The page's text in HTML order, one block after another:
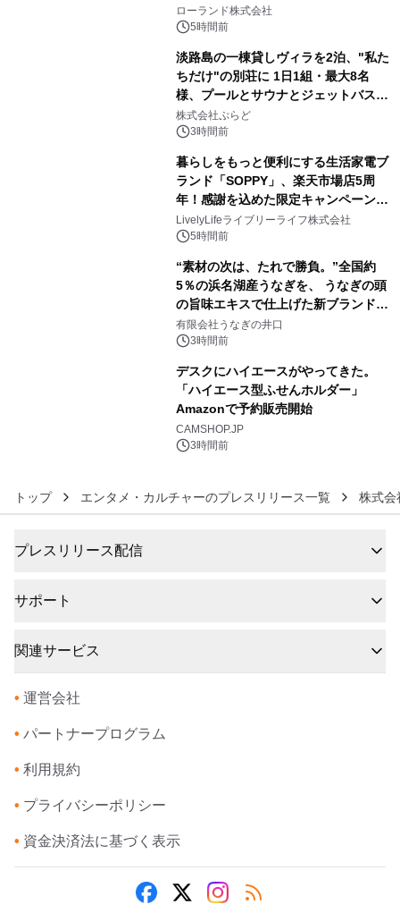
を展示しての 記念キャンペーンを開
催 英国ラジオ「NTS」の 特別プログ
アーティストを フィーチャーしたアニ
メーションを公開～
ローランド株式会社
5時間前
淡路島の一棟貸しヴィラを2泊、"私た
ちだけ"の別荘に 1日1組・最大8名
様、プールとサウナとジェットバス付
きで Villa Mon Temps AWAJIの連泊
素泊りプラン
株式会社ぷらど
3時間前
暮らしをもっと便利にする生活家電ブ
ランド「SOPPY」、楽天市場店5周
年！感謝を込めた限定キャンペーンを
8月10日より開催
LivelyLifeライブリーライフ株式会社
5時間前
“素材の次は、たれで勝負。”全国約
5％の浜名湖産うなぎを、 うなぎの頭
の旨味エキスで仕上げた新ブランド
「井口の誉」誕生
有限会社うなぎの井口
3時間前
デスクにハイエースがやってきた。
「ハイエース型ふせんホルダー」
Amazonで予約販売開始
CAMSHOP.JP
3時間前
トップ エンタメ・カルチャーのプレスリリース一覧 株式会
プレスリリース配信
サポート
関連サービス
• 運営会社
• パートナープログラム
• 利用規約
• プライバシーポリシー
• 資金決済法に基づく表示